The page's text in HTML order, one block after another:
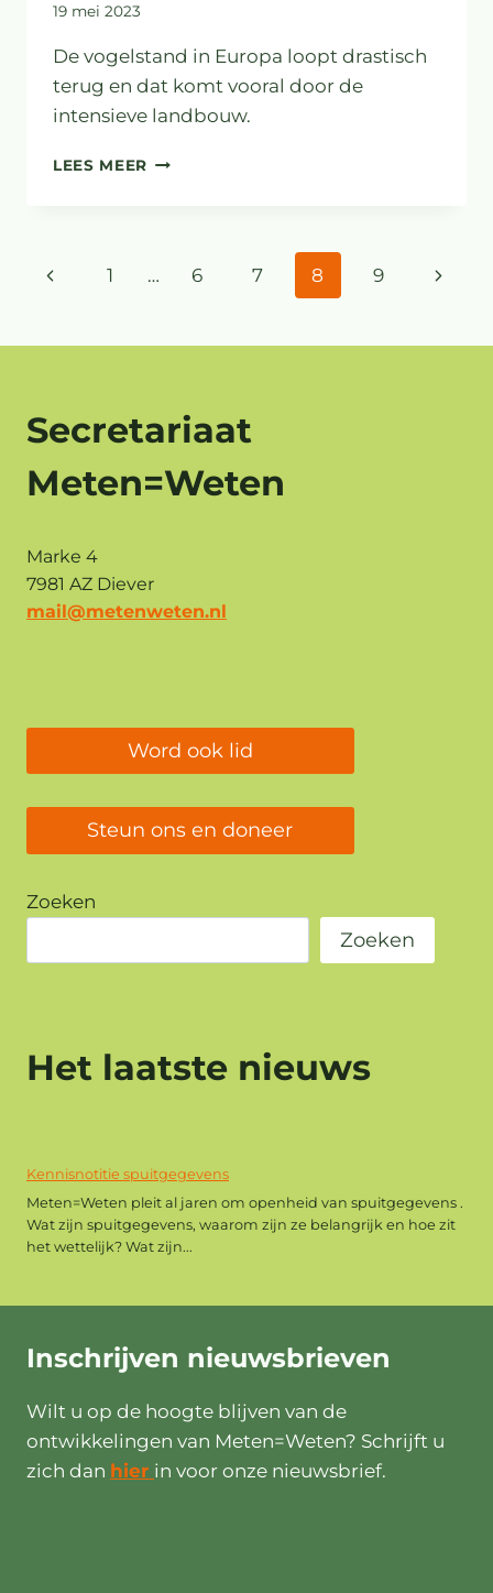
19 mei 2023
De vogelstand in Europa loopt drastisch
terug en dat komt vooral door de
intensieve landbouw.
LEES MEER INTENSIEVE
ACHTERUITGANG
Paginanavigatie
Vorige
1 … 6 7 8 9
Secretariaat
Meten=Weten
Marke 4
7981 AZ Diever
mail@metenweten.nl
Word ook lid
Steun ons en doneer
Zoeken
Zoeken
Het laatste nieuws
Kennisnotitie spuitgegevens
Meten=Weten pleit al jaren om openheid van spuitgegevens .
Wat zijn spuitgegevens, waarom zijn ze belangrijk en hoe zit
het wettelijk? Wat zijn...
Inschrijven nieuwsbrieven
Wilt u op de hoogte blijven van de
ontwikkelingen van Meten=Weten? Schrijft u
zich dan hier in voor onze nieuwsbrief.